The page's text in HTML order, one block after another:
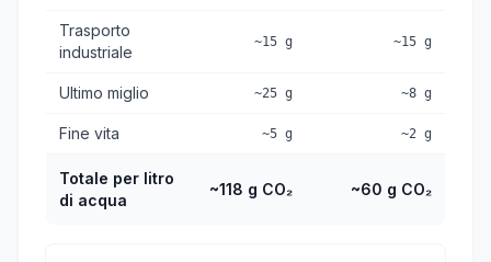
Trasporto
industriale
~15 g ~15 g
Ultimo miglio ~25 g ~8 g
Fine vita ~5 g ~2 g
Totale per litro
di acqua
~118 g CO₂ ~60 g CO₂